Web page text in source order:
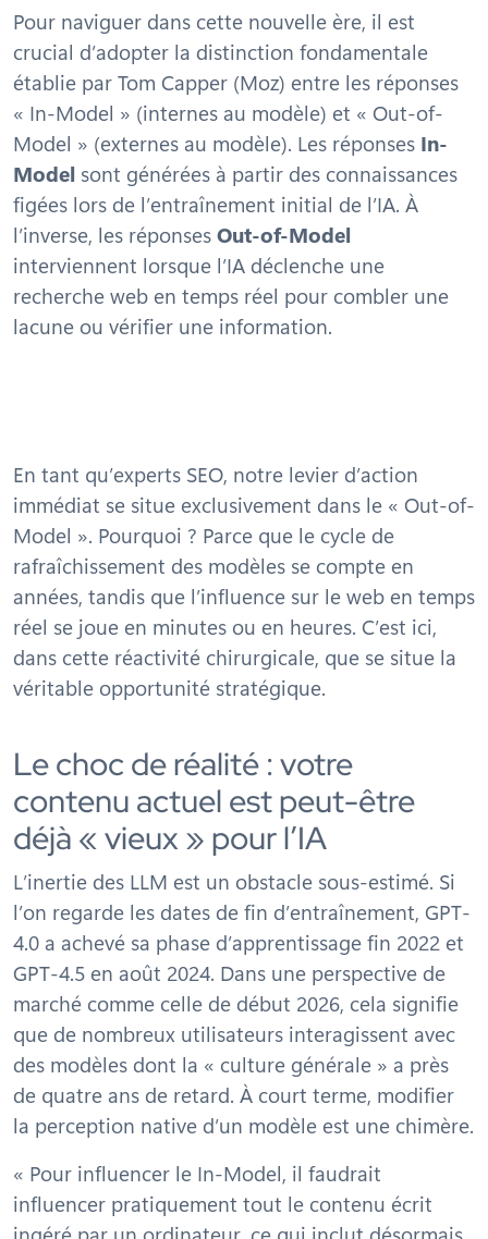
Pour naviguer dans cette nouvelle ère, il est
crucial d’adopter la distinction fondamentale
établie par Tom Capper (Moz) entre les réponses
« In-Model » (internes au modèle) et « Out-of-
Model » (externes au modèle). Les réponses In-
Model sont générées à partir des connaissances
figées lors de l’entraînement initial de l’IA. À
l’inverse, les réponsesOut-of-Model
interviennent lorsque l’IA déclenche une
recherche web en temps réel pour combler une
lacune ou vérifier une information.
En tant qu’experts SEO, notre levier d’action
immédiat se situe exclusivement dans le « Out-of-
Model ». Pourquoi ? Parce que le cycle de
rafraîchissement des modèles se compte en
années, tandis que l’influence sur le web en temps
réel se joue en minutes ou en heures. C’est ici,
dans cette réactivité chirurgicale, que se situe la
véritable opportunité stratégique.
Le choc de réalité : votre
contenu actuel est peut-être
déjà « vieux » pour l’IA
L’inertie des LLM est un obstacle sous-estimé. Si
l’on regarde les dates de fin d’entraînement, GPT-
4.0 a achevé sa phase d’apprentissage fin 2022 et
GPT-4.5 en août 2024. Dans une perspective de
marché comme celle de début 2026, cela signifie
que de nombreux utilisateurs interagissent avec
des modèles dont la « culture générale » a près
de quatre ans de retard. À court terme, modifier
la perception native d’un modèle est une chimère.
« Pour influencer le In-Model, il faudrait
influencer pratiquement tout le contenu écrit